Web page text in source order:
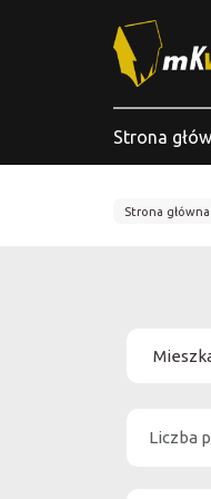
Strona
Strona główna